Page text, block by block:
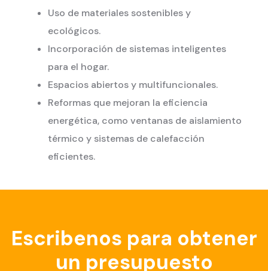
Uso de materiales sostenibles y
ecológicos.
Incorporación de sistemas inteligentes
para el hogar.
Espacios abiertos y multifuncionales.
Reformas que mejoran la eficiencia
energética, como ventanas de aislamiento
térmico y sistemas de calefacción
eficientes.
Escribenos para obtener
un presupuesto